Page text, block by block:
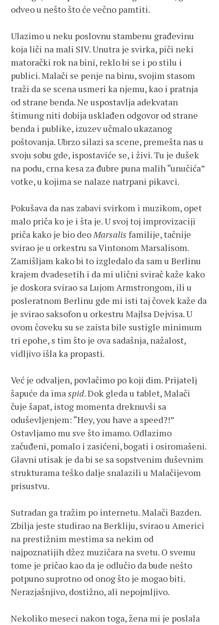
odveo u nešto što će večno pamtiti.
Ulazimo u neku poslovnu stambenu građevinu
koja liči na mali SIV. Unutra je svirka, piči neki
matorački rok na bini, reklo bi se i po stilu i
publici. Malači se penje na binu, svojim stasom
traži da se scena usmeri ka njemu, kao i pratnja
od strane benda. Ne uspostavlja adekvatan
štimung niti dobija usklađen odgovor od strane
benda i publike, izuzev učmalo ukazanog
poštovanja. Ubrzo silazi sa scene, premešta nas u
svoju sobu gde, ispostaviće se, i živi. Tu je dušek
na podu, crna kesa za đubre puna malih “unučića”
votke, u kojima se nalaze natrpani pikavci.
Pokušava da nas zabavi svirkom i muzikom, opet
malo priča ko je i šta je. U svoj toj improvizaciji
priča kako je bio deoMarsalis familije, tačnije
svirao je u orkestru sa Vintonom Marsalisom.
Zamišljam kako bi to izgledalo da sam u Berlinu
krajem dvadesetih i da mi ulični svirač kaže kako
je doskora svirao sa Lujom Armstrongom, ili u
posleratnom Berlinu gde mi isti taj čovek kaže da
je svirao saksofon u orkestru Majlsa Dejvisa. U
ovom čoveku su se zaista bile sustigle minimum
tri epohe, s tim što je ova sadašnja, nažalost,
vidljivo išla ka propasti.
Već je odvaljen, povlačimo po koji dim. Prijatelj
šapuće da imaspid. Dok gleda u tablet, Malači
čuje šapat, istog momenta dreknuvši sa
oduševljenjem: “Hey, you have a speed?!”
Ostavljamo mu sve što imamo. Odlazimo
začuđeni, pomalo i zasićeni, bogati i osiromašeni.
Glavni utisak je da bi se sa sopstvenim duševnim
strukturama teško dalje snalazili u Malačijevom
prisustvu.
Sutradan ga tražim po internetu. Malači Bazden.
Zbilja jeste studirao na Berkliju, svirao u Americi
na prestižnim mestima sa nekim od
najpoznatijih džez muzičara na svetu. O svemu
tome je pričao kao da je odlučio da bude nešto
potpuno suprotno od onog što je mogao biti.
Nerazjašnjivo, dostižno, ali nepojmljivo.
Nekoliko meseci nakon toga, žena mi je poslala